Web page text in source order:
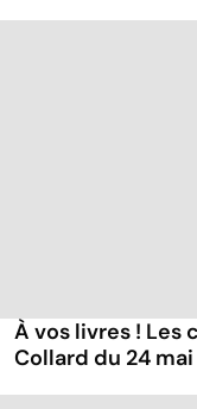
À vos livres ! Les
Collard du 24